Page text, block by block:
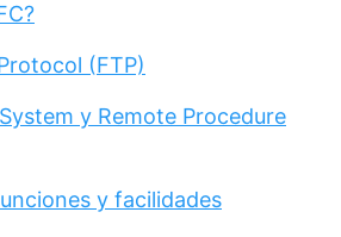
(FTP)
y Remote Procedure
y facilidades